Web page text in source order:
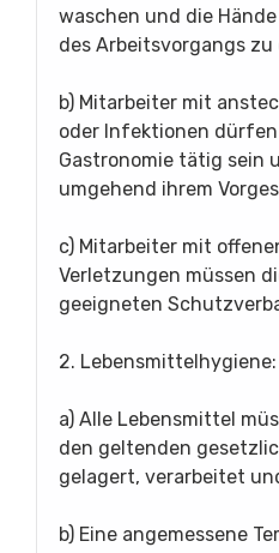
waschen und die
des Arbeitsvorgangs zu
b) Mitarbeiter mit
oder Infektionen
Gastronomie tätig sein
umgehend ihrem
c) Mitarbeiter mit
Verletzungen müssen
geeigneten
2. Lebensmittelhygiene:
a) Alle Lebensmittel
den geltenden
gelagert, verarbeitet
b) Eine angemessene